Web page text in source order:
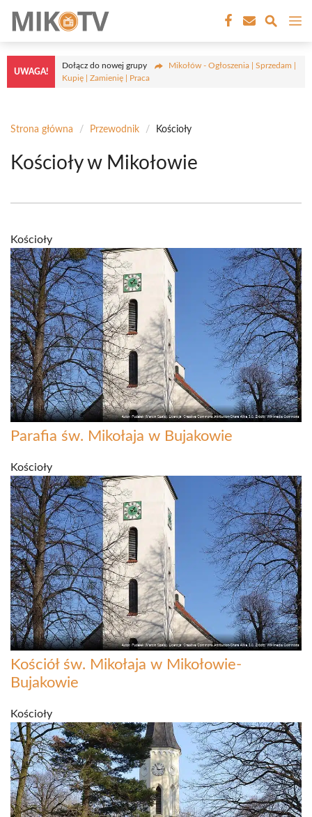
treści
UWAGA!
Dołącz do nowej grupy
Mikołów - Ogłoszenia | Sprzedam |
Kupię | Zamienię | Praca
Strona główna / Przewodnik / Kościoły
Kościoły w Mikołowie
Kościoły
Parafia św. Mikołaja w Bujakowie
Kościoły
Kościół św. Mikołaja w Mikołowie-
Bujakowie
Kościoły